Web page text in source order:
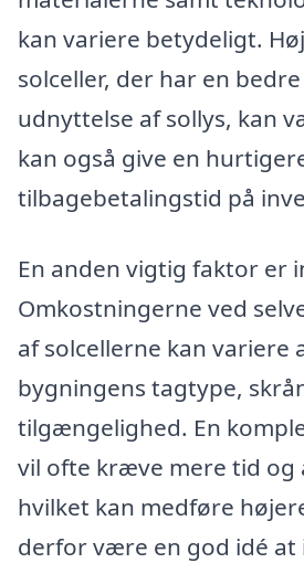
kan variere betydeligt.
solceller, der har en
udnyttelse af sollys, kan
kan også give en
tilbagebetalingstid på
En anden vigtig faktor er
Omkostningerne ved
af solcellerne kan
bygningens tagtype,
tilgængelighed. En
vil ofte kræve mere tid og
hvilket kan medføre
derfor være en god idé at